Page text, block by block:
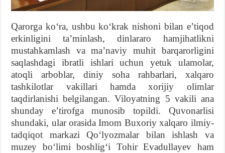
Qarorga koʻra, ushbu koʻkrak nishoni bilan eʼtiqod
erkinligini taʼminlash, dinlararo hamjihatlikni
mustahkamlash va maʼnaviy muhit barqarorligini
saqlashdagi ibratli ishlari uchun yetuk ulamolar,
atoqli arboblar, diniy soha rahbarlari, xalqaro
tashkilotlar vakillari hamda xorijiy olimlar
taqdirlanishi belgilangan. Viloyatning 5 vakili ana
shunday eʼtirofga munosib topildi. Quvonarlisi
shundaki, ular orasida Imom Buxoriy xalqaro ilmiy-
tadqiqot markazi Qoʻlyozmalar bilan ishlash va
muzey boʻlimi boshligʻi Tohir Evadullayev ham